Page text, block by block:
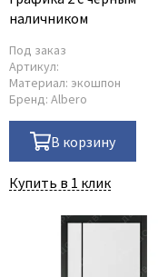
наличником
Под заказ
Артикул:
Материал: экошпон
Бренд: Albero
В корзину
Купить в 1 клик